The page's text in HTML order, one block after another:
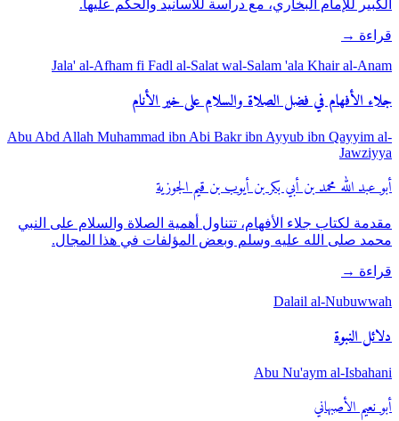
الكبير للإمام البخاري، مع دراسة للأسانيد والحكم عليها.
قراءة →
Jala' al-Afham fi Fadl al-Salat wal-Salam 'ala Khair al-Anam
جلاء الأفهام في فضل الصلاة والسلام على خير الأنام
Abu Abd Allah Muhammad ibn Abi Bakr ibn Ayyub ibn Qayyim al-
Jawziyya
أبو عبد الله محمد بن أبي بكر بن أيوب بن قيم الجوزية
مقدمة لكتاب جلاء الأفهام، تتناول أهمية الصلاة والسلام على النبي
محمد صلى الله عليه وسلم وبعض المؤلفات في هذا المجال.
قراءة →
Dalail al-Nubuwwah
دلائل النبوة
Abu Nu'aym al-Isbahani
أبو نعيم الأصبهاني